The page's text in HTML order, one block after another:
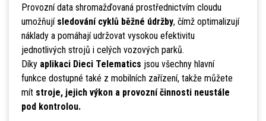
Provozní data shromažďovaná prostřednictvím cloudu
umožňují sledování cyklů běžné údržby, čímž optimalizují
náklady a pomáhají udržovat vysokou efektivitu
jednotlivých strojů i celých vozových parků.
Díky aplikaci Dieci Telematics jsou všechny hlavní
funkce dostupné také z mobilních zařízení, takže můžete
mít stroje, jejich výkon a provozní činnosti neustále
pod kontrolou.